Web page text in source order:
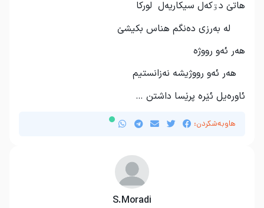
هاتێ دۊکهل سیکاریهل لورکا
له بهرزی دهنگم هناس بکیشێ
هه‌ر ئه‌و رووژه‌
هه‌ر ئه‌و رووژیشه‌ نه‌زانستیم
ئاورهیل ئێره پرێسا داشتن …
هاوبەشکردن:
S.Moradi